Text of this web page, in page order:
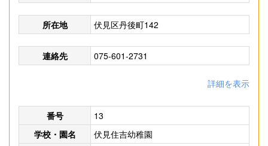
所在地 伏見区丹後町142
連絡先 075-601-2731
詳細を表示
番号
13
学校・園名
伏見住吉幼稚園